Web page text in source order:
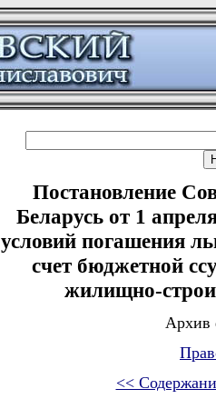
Постановление
Беларусь от 1
условий погашения
счет бюджетной
жилищно-
Архив
<<